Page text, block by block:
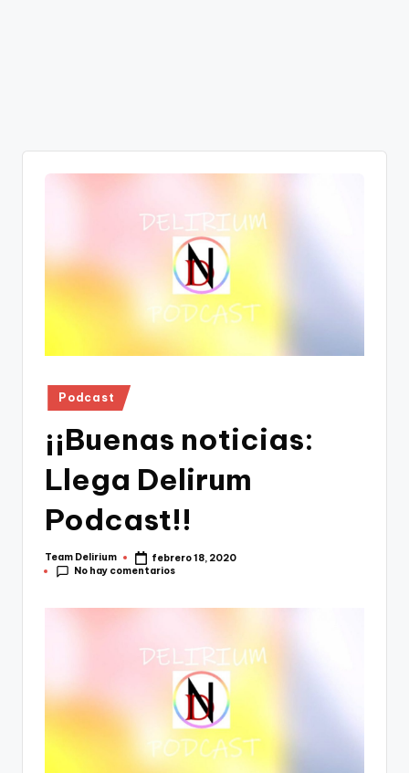
Publicado
en
Podcast
¡¡Buenas noticias:
Llega Delirum
Podcast!!
Publicado
por
Team Delirium
febrero 18, 2020
No hay comentarios